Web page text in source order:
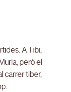
A Tibi,
però el
carrer tiber,